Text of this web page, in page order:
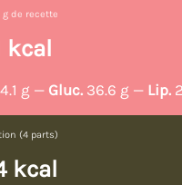
g de recette
kcal
4.1 g — Gluc. 36.6 g — Lip.
(4 parts)
kcal